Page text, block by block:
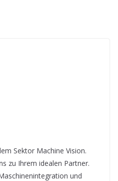
Sektor Machine Vision.
zu Ihrem idealen Partner.
und